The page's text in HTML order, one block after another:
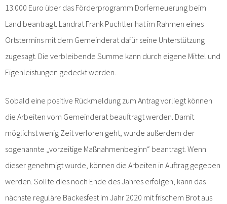
13.000 Euro über das Förderprogramm Dorferneuerung beim
Land beantragt. Landrat Frank Puchtler hat im Rahmen eines
Ortstermins mit dem Gemeinderat dafür seine Unterstützung
zugesagt. Die verbleibende Summe kann durch eigene Mittel und
Eigenleistungen gedeckt werden.
Sobald eine positive Rückmeldung zum Antrag vorliegt können
die Arbeiten vom Gemeinderat beauftragt werden. Damit
möglichst wenig Zeit verloren geht, wurde außerdem der
sogenannte „vorzeitige Maßnahmenbeginn“ beantragt. Wenn
dieser genehmigt wurde, können die Arbeiten in Auftrag gegeben
werden. Sollte dies noch Ende des Jahres erfolgen, kann das
nächste reguläre Backesfest im Jahr 2020 mit frischem Brot aus